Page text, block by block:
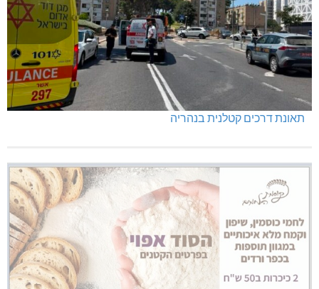
תאונת דרכים קטלנית בנהריה